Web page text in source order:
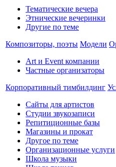
Тематические вечера
Этнические вечеринки
Другие по теме
Композиторы, поэты Модели
Art и Event компании
Частные организаторы
Корпоративный тимбилдинг
Сайты для артистов
Студии звукозаписи
Репитиционные базы
Магазины и прокат
Другое по теме
Организационные услуги
Школа музыки